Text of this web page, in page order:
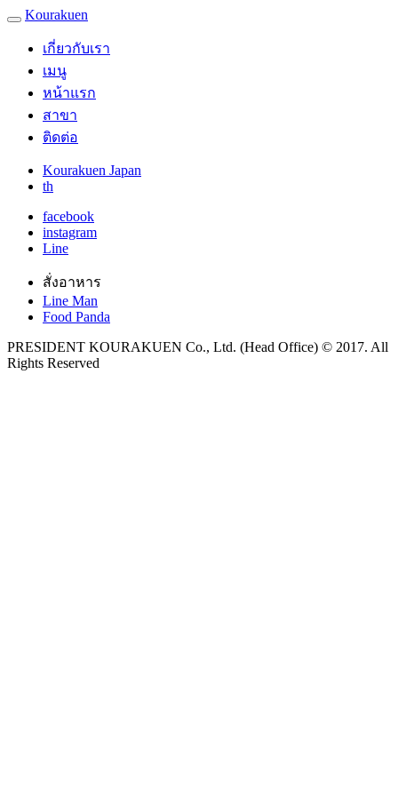
Kourakuen
เกี่ยวกับเรา
เมนู
หน้าแรก
สาขา
ติดต่อ
Kourakuen Japan
th
facebook
instagram
Line
สั่งอาหาร
Line Man
Food Panda
PRESIDENT KOURAKUEN Co., Ltd. (Head Office) © 2017. All
Rights Reserved